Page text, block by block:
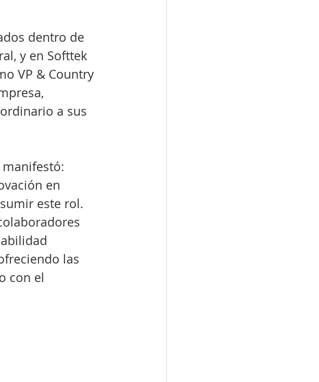
dentro de
y en Softtek
VP & Country
a sus
manifestó:
en
este rol.
las
con el